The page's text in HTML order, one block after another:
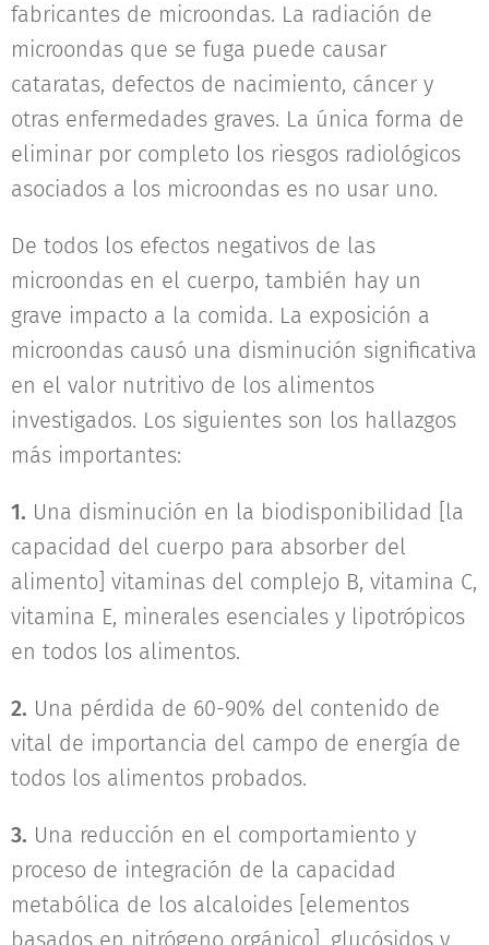
fabricantes de microondas. La radiación de
microondas que se fuga puede causar
cataratas, defectos de nacimiento, cáncer y
otras enfermedades graves. La única forma de
eliminar por completo los riesgos radiológicos
asociados a los microondas es no usar uno.
De todos los efectos negativos de las
microondas en el cuerpo, también hay un
grave impacto a la comida. La exposición a
microondas causó una disminución significativa
en el valor nutritivo de los alimentos
investigados. Los siguientes son los hallazgos
más importantes:
1. Una disminución en la biodisponibilidad [la
capacidad del cuerpo para absorber del
alimento] vitaminas del complejo B, vitamina C,
vitamina E, minerales esenciales y lipotrópicos
en todos los alimentos.
2. Una pérdida de 60-90% del contenido de
vital de importancia del campo de energía de
todos los alimentos probados.
3. Una reducción en el comportamiento y
proceso de integración de la capacidad
metabólica de los alcaloides [elementos
basados en nitrógeno orgánico], glucósidos y